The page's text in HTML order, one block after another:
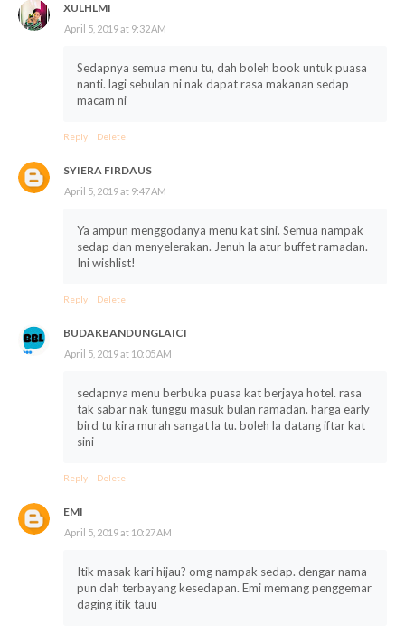
XULHLMI
April 5, 2019 at 9:32 AM
Sedapnya semua menu tu, dah boleh book untuk puasa
nanti. lagi sebulan ni nak dapat rasa makanan sedap
macam ni
Reply Delete
SYIERA FIRDAUS
April 5, 2019 at 9:47 AM
Ya ampun menggodanya menu kat sini. Semua nampak
sedap dan menyelerakan. Jenuh la atur buffet ramadan.
Ini wishlist!
Reply Delete
BUDAKBANDUNGLAICI
April 5, 2019 at 10:05 AM
sedapnya menu berbuka puasa kat berjaya hotel. rasa
tak sabar nak tunggu masuk bulan ramadan. harga early
bird tu kira murah sangat la tu. boleh la datang iftar kat
sini
Reply Delete
EMI
April 5, 2019 at 10:27 AM
Itik masak kari hijau? omg nampak sedap. dengar nama
pun dah terbayang kesedapan. Emi memang penggemar
daging itik tauu